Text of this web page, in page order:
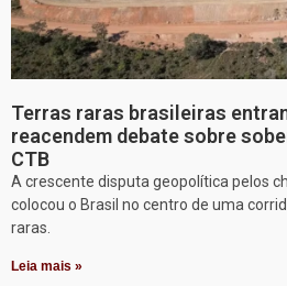
Terras raras brasileiras
reacendem debate sobre
CTB
A crescente disputa geopolítica pelos
colocou o Brasil no centro de uma
raras.
Leia mais »